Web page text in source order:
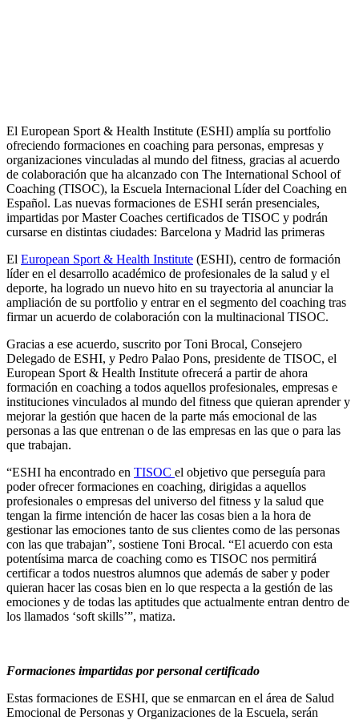
El European Sport & Health Institute (ESHI) amplía su portfolio
ofreciendo formaciones en coaching para personas, empresas y
organizaciones vinculadas al mundo del fitness, gracias al acuerdo
de colaboración que ha alcanzado con The International School of
Coaching (TISOC), la Escuela Internacional Líder del Coaching en
Español. Las nuevas formaciones de ESHI serán presenciales,
impartidas por Master Coaches certificados de TISOC y podrán
cursarse en distintas ciudades: Barcelona y Madrid las primeras
El European Sport & Health Institute (ESHI), centro de formación
líder en el desarrollo académico de profesionales de la salud y el
deporte, ha logrado un nuevo hito en su trayectoria al anunciar la
ampliación de su portfolio y entrar en el segmento del coaching tras
firmar un acuerdo de colaboración con la multinacional TISOC.
Gracias a ese acuerdo, suscrito por Toni Brocal, Consejero
Delegado de ESHI, y Pedro Palao Pons, presidente de TISOC, el
European Sport & Health Institute ofrecerá a partir de ahora
formación en coaching a todos aquellos profesionales, empresas e
instituciones vinculados al mundo del fitness que quieran aprender y
mejorar la gestión que hacen de la parte más emocional de las
personas a las que entrenan o de las empresas en las que o para las
que trabajan.
“ESHI ha encontrado en TISOC el objetivo que perseguía para
poder ofrecer formaciones en coaching, dirigidas a aquellos
profesionales o empresas del universo del fitness y la salud que
tengan la firme intención de hacer las cosas bien a la hora de
gestionar las emociones tanto de sus clientes como de las personas
con las que trabajan”, sostiene Toni Brocal. “El acuerdo con esta
potentísima marca de coaching como es TISOC nos permitirá
certificar a todos nuestros alumnos que además de saber y poder
quieran hacer las cosas bien en lo que respecta a la gestión de las
emociones y de todas las aptitudes que actualmente entran dentro de
los llamados ‘soft skills’”, matiza.
Formaciones impartidas por personal certificado
Estas formaciones de ESHI, que se enmarcan en el área de Salud
Emocional de Personas y Organizaciones de la Escuela, serán